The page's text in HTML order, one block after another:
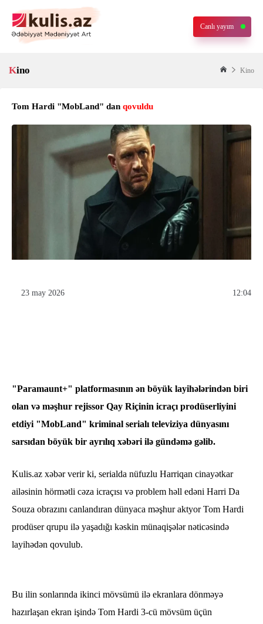
Canlı yayım
Kino Kino
Tom Hardi "MobLand" dan qovuldu
23 may 2026 12:04
​"Paramaunt+" platformasının ən böyük layihələrindən biri
olan və məşhur rejissor Qay Riçinin icraçı prodüserliyini
etdiyi "MobLand" kriminal serialı televiziya dünyasını
sarsıdan böyük bir ayrılıq xəbəri ilə gündəmə gəlib.
Kulis.az xəbər verir ki, serialda nüfuzlu Harriqan cinayətkar
ailəsinin hörmətli cəza icraçısı və problem həll edəni Harri Da
Souza obrazını canlandıran dünyaca məşhur aktyor Tom Hardi
prodüser qrupu ilə yaşadığı kəskin münaqişələr nəticəsində
layihədən qovulub.
Bu ilin sonlarında ikinci mövsümü ilə ekranlara dönməyə
hazırlaşan ekran işində Tom Hardi 3-cü mövsüm üçün